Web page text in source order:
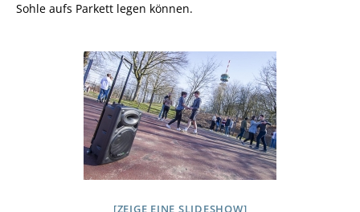
Sohle aufs Parkett legen können.
[ZEIGE EINE SLIDESHOW]